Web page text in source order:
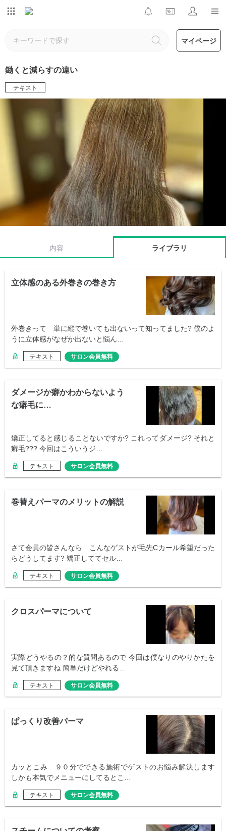
マイページ
鋤くと減らすの違い
テキスト
内容 ライブラリ
立体感のある外巻きの巻き方
外巻きって 単に縦で巻いても出ないって知ってました? 僕のよ
うに立体感がなぜか出ないと悩ん…
テキスト サロン会員無料
ダメージか癖かわからないよう
な癖毛に…
矯正してると感じることないですか? これってダメージ? それと
癖毛??? 今回はこういうジ…
テキスト サロン会員無料
巻替えパーマのメリットの解説
さて会員の皆さんなら こんなゲストが毛先Cカール希望だった
らどうしてます? 矯正しててセル…
テキスト サロン会員無料
クロスパーマについて
実際どうやるの？的な質問あるので 今回は僕なりのやりかたを
見て頂きますね 簡単だけどやれる…
テキスト サロン会員無料
ぱっくり改善パーマ
カッとこみ ９０分でできる施術でゲストのお悩み解決します
しかも本気でメニューにしてるとこ…
テキスト サロン会員無料